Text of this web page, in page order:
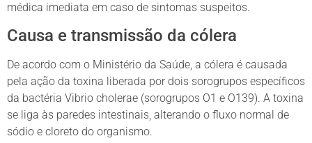
médica imediata em caso de sintomas suspeitos.
Causa e transmissão da cólera
De acordo com o Ministério da Saúde, a cólera é causada
pela ação da toxina liberada por dois sorogrupos específicos
da bactéria Vibrio cholerae (sorogrupos O1 e O139). A toxina
se liga às paredes intestinais, alterando o fluxo normal de
sódio e cloreto do organismo.